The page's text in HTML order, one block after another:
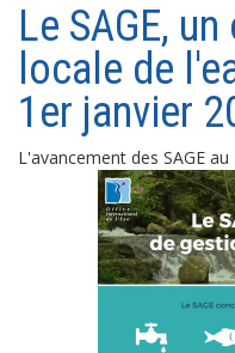
Le SAGE,
locale de
1er janvier
L'avancement des SAGE